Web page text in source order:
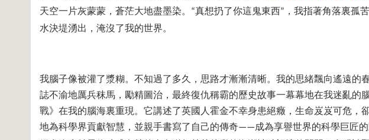
天空一片灰蒙蒙，蒼茫大地盡墨染。 “真想扔了你這鬼東西” ，我指著角落裏孤
水決堤湧出，淹沒了我的世界。
我腦子像被灌了漿糊。不知過了多久，思路才漸漸清晰。我的思緒飄向遙遠的
誌不渝地厲兵秣馬，勵精圖治，最終復仇稱霸的歷史故事一幕幕地在我迷亂的
戰》在我的腦海裏重現。它講述了英國人霍金不幸身患絕癥，生命岌岌可危，
地為科學界貢獻智慧，並親手書寫了自己的傳奇——成為享譽世界的科學巨匠